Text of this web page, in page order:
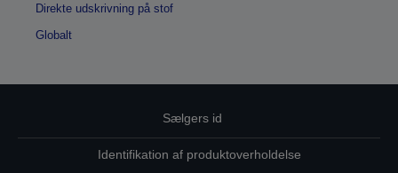
Direkte udskrivning på stof
Globalt
Sælgers id
Identifikation af produktoverholdelse